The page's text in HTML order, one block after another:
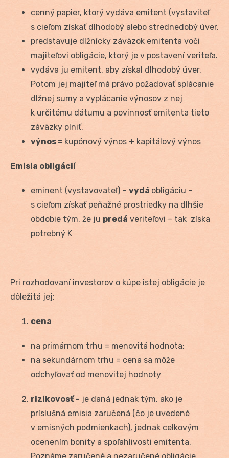
cenný papier, ktorý vydáva emitent (vystaviteľ
s cieľom získať dlhodobý alebo strednedobý úver,
predstavuje dlžnícky záväzok emitenta voči
majiteľovi obligácie, ktorý je v postavení veriteľa.
vydáva ju emitent, aby získal dlhodobý úver.
Potom jej majiteľ má právo požadovať splácanie
dlžnej sumy a vyplácanie výnosov z nej
k určitému dátumu a povinnosť emitenta tieto
záväzky plniť.
výnos = kupónový výnos + kapitálový výnos
Emisia obligácií
eminent (vystavovateľ) – vydá obligáciu –
s cieľom získať peňažné prostriedky na dlhšie
obdobie tým, že ju predá veriteľovi – tak získa
potrebný K
Pri rozhodovaní investorov o kúpe istej obligácie je
dôležitá jej:
cena
na primárnom trhu = menovitá hodnota;
na sekundárnom trhu = cena sa môže
odchyľovať od menovitej hodnoty
rizikovosť – je daná jednak tým, ako je
príslušná emisia zaručená (čo je uvedené
v emisných podmienkach), jednak celkovým
ocenením bonity a spoľahlivosti emitenta.